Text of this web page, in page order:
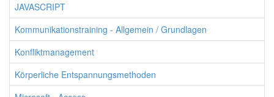
JAVASCRIPT
Kommunikationstraining - Allgemein / Grundlagen
Konfliktmanagement
Körperliche Entspannungsmethoden